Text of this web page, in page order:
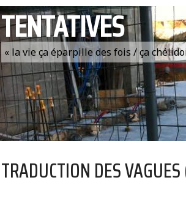
TENTATIVES
« la vie ça éparpille des fois / ça
TRADUCTION DES